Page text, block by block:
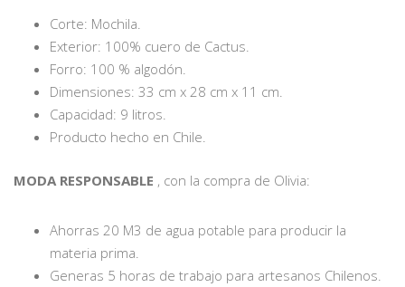
Corte: Mochila.
Exterior: 100% cuero de Cactus.
Forro: 100 % algodón.
Dimensiones: 33 cm x 28 cm x 11 cm.
Capacidad: 9 litros.
Producto hecho en Chile.
MODA RESPONSABLE , con la compra de Olivia:
Ahorras 20 M3 de agua potable para producir la
materia prima.
Generas 5 horas de trabajo para artesanos Chilenos.